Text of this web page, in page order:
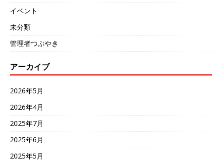
イベント
未分類
管理者つぶやき
アーカイブ
2026年5月
2026年4月
2025年7月
2025年6月
2025年5月